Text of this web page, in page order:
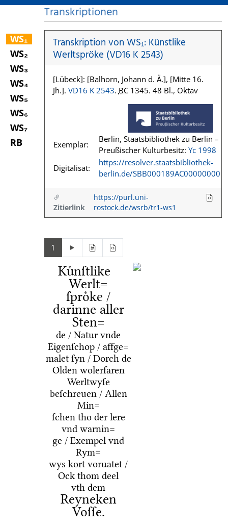
WS₁
WS₂
WS₃
WS₄
WS₅
WS₆
WS₇
RB
Transkriptionen
Transkription von WS₁: Künstlike
Werltspröke (VD16 K 2543)
[Lübeck]: [Balhorn, Johann d. Ä.], [Mitte 16.
Jh.]. VD16 K 2543. BC1345. 48 Bl., Oktav
Exemplar:
Berlin, Staatsbibliothek zu Berlin –
Preußischer Kulturbesitz: Yc 1998
Digitalisat:
https://resolver.staatsbibliothek-
berlin.de/SBB000189AC00000000
Zitierlink
https://purl.uni-
rostock.de/wsrb/tr1-ws1
1
Kuͤnſtlike
Werlt=
ſproͤke /
darinne aller
Sten=
de / Natur vnde
Eigenſchop / affge=
malet ſyn / Dorch de
Olden wolerfaren
Werltwyſe
beſchreuen / Allen
Min=
ſchen tho der lere
vnd warnin=
ge / Exempel vnd
Rym=
wys kort voruatet /
Ock thom deel
vth dem
Reyneken
Voſſe.